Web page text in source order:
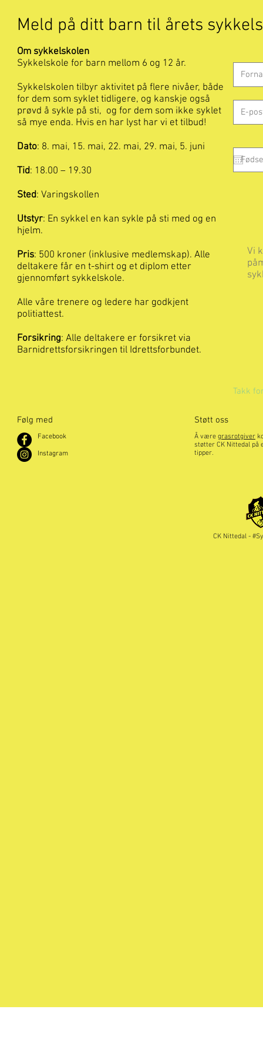
Vi
Takk
Om sykkelskolen
Sykkelskole for barn mellom 6 og 12 år.
Sykkelskolen tilbyr aktivitet på flere nivåer, både
for dem som syklet tidligere, og kanskje også
prøvd å sykle på sti, og for dem som ikke syklet
så mye enda. Hvis en har lyst har vi et tilbud!
Dato: 8. mai, 15. mai, 22. mai, 29. mai, 5. juni
Tid: 18.00 – 19.30
Sted: Varingskollen
Utstyr: En sykkel en kan sykle på sti med og en
hjelm.
Pris: 500 kroner (inklusive medlemskap). Alle
deltakere får en t-shirt og et diplom etter
gjennomført sykkelskole.
Alle våre trenere og ledere har godkjent
politiattest.
Forsikring: Alle deltakere er forsikret via
Barnidrettsforsikringen til Idrettsforbundet.
Meld på ditt barn til årets
Følg med Støtt oss
Facebook
Instagram
Å være grasrotgiver
støtter CK Nittedal på
tipper.
CK Nittedal -